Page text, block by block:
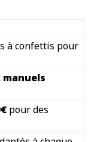
à confettis pour
manuels
pour des